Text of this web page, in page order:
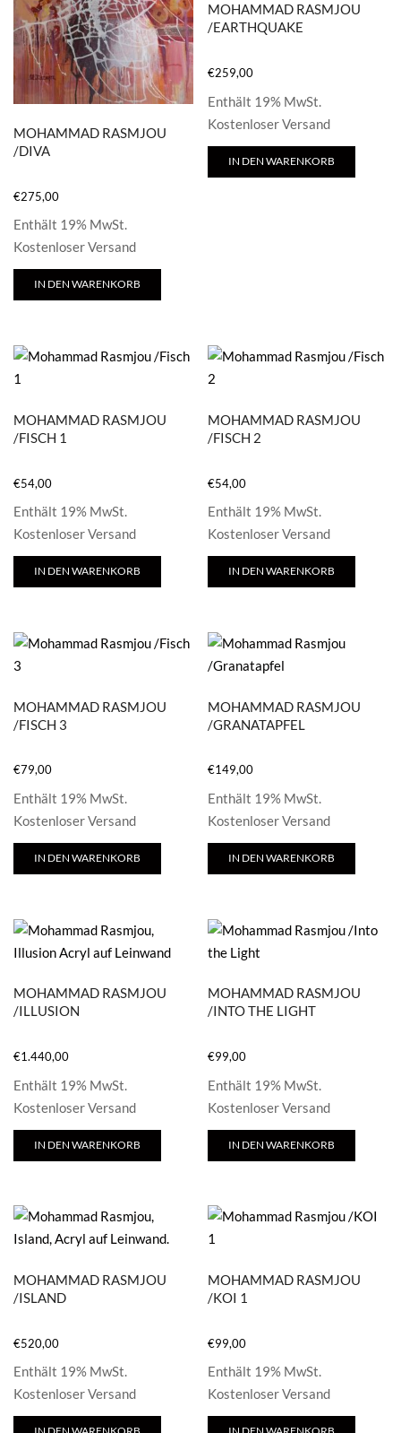
MOHAMMAD RASMJOU
/DIVA
€275,00
Enthält 19% MwSt.
Kostenloser Versand
IN DEN WARENKORB
MOHAMMAD RASMJOU
/EARTHQUAKE
€259,00
Enthält 19% MwSt.
Kostenloser Versand
IN DEN WARENKORB
MOHAMMAD RASMJOU
/FISCH 1
€54,00
Enthält 19% MwSt.
Kostenloser Versand
IN DEN WARENKORB
MOHAMMAD RASMJOU
/FISCH 2
€54,00
Enthält 19% MwSt.
Kostenloser Versand
IN DEN WARENKORB
MOHAMMAD RASMJOU
/FISCH 3
€79,00
Enthält 19% MwSt.
Kostenloser Versand
IN DEN WARENKORB
MOHAMMAD RASMJOU
/GRANATAPFEL
€149,00
Enthält 19% MwSt.
Kostenloser Versand
IN DEN WARENKORB
MOHAMMAD RASMJOU
/ILLUSION
€1.440,00
Enthält 19% MwSt.
Kostenloser Versand
IN DEN WARENKORB
MOHAMMAD RASMJOU
/INTO THE LIGHT
€99,00
Enthält 19% MwSt.
Kostenloser Versand
IN DEN WARENKORB
MOHAMMAD RASMJOU
/ISLAND
€520,00
Enthält 19% MwSt.
Kostenloser Versand
MOHAMMAD RASMJOU
/KOI 1
€99,00
Enthält 19% MwSt.
Kostenloser Versand